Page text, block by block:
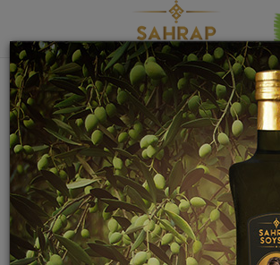
"toz zencefil" etiketiyle eşleşen (10) tarif
bulundu.